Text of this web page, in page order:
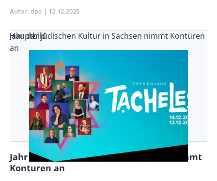
Autor dpa Publikationsdatum
12.12.2025
Jahr der jüdischen Kultur in Sachsen nimmt Konturen
an
Hauptbild
Jahr der jüdischen Kultur in Sachsen nimmt
Konturen an